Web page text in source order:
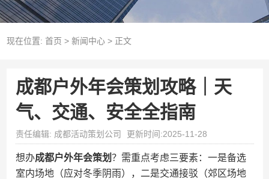
现在位置: 首页 > 新闻中心> 正文
成都户外年会策划攻略｜天
气、交通、安全全指南
责任编辑: 成都活动策划公司 更新时间:2025-11-28
想办成都户外年会策划？需重点考虑三要素：一是备选
室内场地（应对冬季阴雨），二是交通接驳（郊区场地